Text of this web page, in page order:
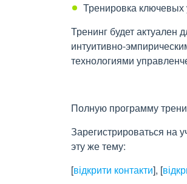
Тренировка ключевых
Тренинг будет актуален
интуитивно-
технологиями
Полную программу
Зарегистрироваться на
эту же тему:
[відкрити контакти], [